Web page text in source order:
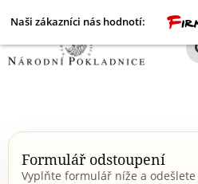
Naši zákazníci nás hodnotí:
Formulář odstoupení
Vyplňte formulář níže a